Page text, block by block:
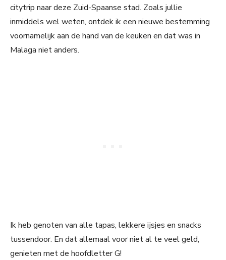
citytrip naar deze Zuid-Spaanse stad. Zoals jullie
inmiddels wel weten, ontdek ik een nieuwe bestemming
voornamelijk aan de hand van de keuken en dat was in
Malaga niet anders.
Ik heb genoten van alle tapas, lekkere ijsjes en snacks
tussendoor. En dat allemaal voor niet al te veel geld,
genieten met de hoofdletter G!